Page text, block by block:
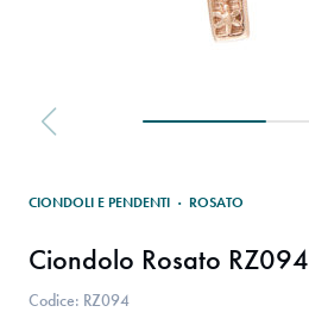
CIONDOLI E PENDENTI · ROSATO
Ciondolo Rosato RZ094
Codice: RZ094